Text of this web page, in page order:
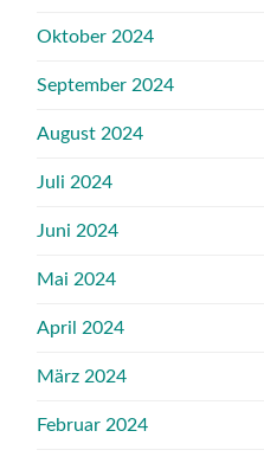
Oktober 2024
September 2024
August 2024
Juli 2024
Juni 2024
Mai 2024
April 2024
März 2024
Februar 2024